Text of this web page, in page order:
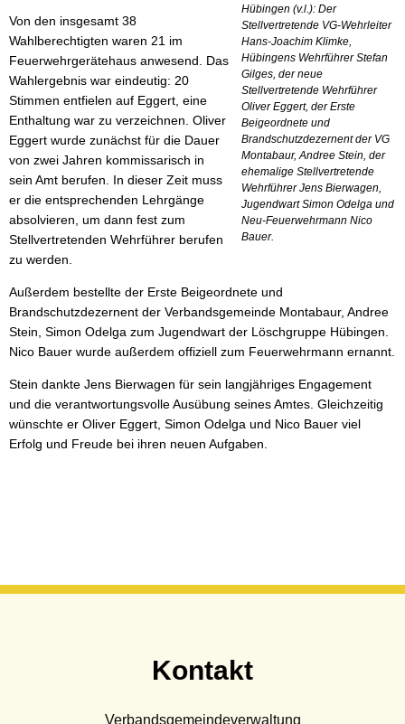
Hübingen (v.l.): Der
Stellvertretende VG-Wehrleiter
Hans-Joachim Klimke,
Hübingens Wehrführer Stefan
Gilges, der neue
Stellvertretende Wehrführer
Oliver Eggert, der Erste
Beigeordnete und
Brandschutzdezernent der VG
Montabaur, Andree Stein, der
ehemalige Stellvertretende
Wehrführer Jens Bierwagen,
Jugendwart Simon Odelga und
Neu-Feuerwehrmann Nico
Bauer.
Von den insgesamt 38
Wahlberechtigten waren 21 im
Feuerwehrgerätehaus anwesend. Das
Wahlergebnis war eindeutig: 20
Stimmen entfielen auf Eggert, eine
Enthaltung war zu verzeichnen. Oliver
Eggert wurde zunächst für die Dauer
von zwei Jahren kommissarisch in
sein Amt berufen. In dieser Zeit muss
er die entsprechenden Lehrgänge
absolvieren, um dann fest zum
Stellvertretenden Wehrführer berufen
zu werden.
Außerdem bestellte der Erste Beigeordnete und
Brandschutzdezernent der Verbandsgemeinde Montabaur, Andree
Stein, Simon Odelga zum Jugendwart der Löschgruppe Hübingen.
Nico Bauer wurde außerdem offiziell zum Feuerwehrmann ernannt.
Stein dankte Jens Bierwagen für sein langjähriges Engagement
und die verantwortungsvolle Ausübung seines Amtes. Gleichzeitig
wünschte er Oliver Eggert, Simon Odelga und Nico Bauer viel
Erfolg und Freude bei ihren neuen Aufgaben.
Kontakt
Verbandsgemeindeverwaltung